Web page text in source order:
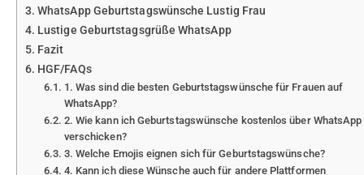
WhatsApp Geburtstagswünsche Lustig Frau
Lustige Geburtstagsgrüße WhatsApp
Fazit
HGF/FAQs
1. Was sind die besten Geburtstagswünsche für Frauen auf
WhatsApp?
2. Wie kann ich Geburtstagswünsche kostenlos über WhatsApp
verschicken?
3. Welche Emojis eignen sich für Geburtstagswünsche?
4. Kann ich diese Wünsche auch für andere Plattformen